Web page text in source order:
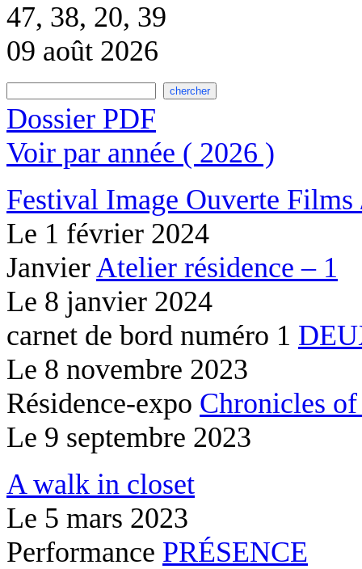
47, 38, 20, 39
09 août 2026
Dossier PDF
Voir par année ( 2026 )
Festival Image Ouverte Films
Le 1 février 2024
JanvierAtelier résidence – 1
Le 8 janvier 2024
carnet de bord numéro 1
Le 8 novembre 2023
Résidence-expo Chronicles
Le 9 septembre 2023
A walk in closet
Le 5 mars 2023
Performance PRÉSENCE